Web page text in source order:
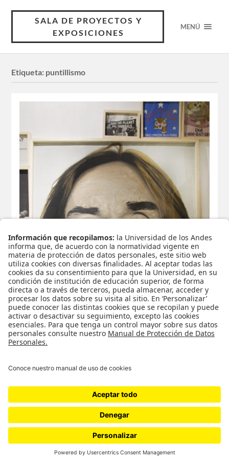
SALA DE PROYECTOS Y
EXPOSICIONES
MENÚ
Etiqueta: puntillismo
A kind of magic “No es que sea
pesimista, es que el mundo es
pésimo” / Diego Piñeros García
Agosto 14 al 30 de 2013 Sala de Proyectos, Universidad
de los Andes A Kind of Magic “No es que sea pesimista, es